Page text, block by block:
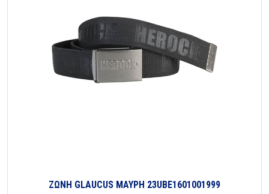
ΖΩΝΗ GLAUCUS ΜΑΥΡΗ 23UBE1601001999